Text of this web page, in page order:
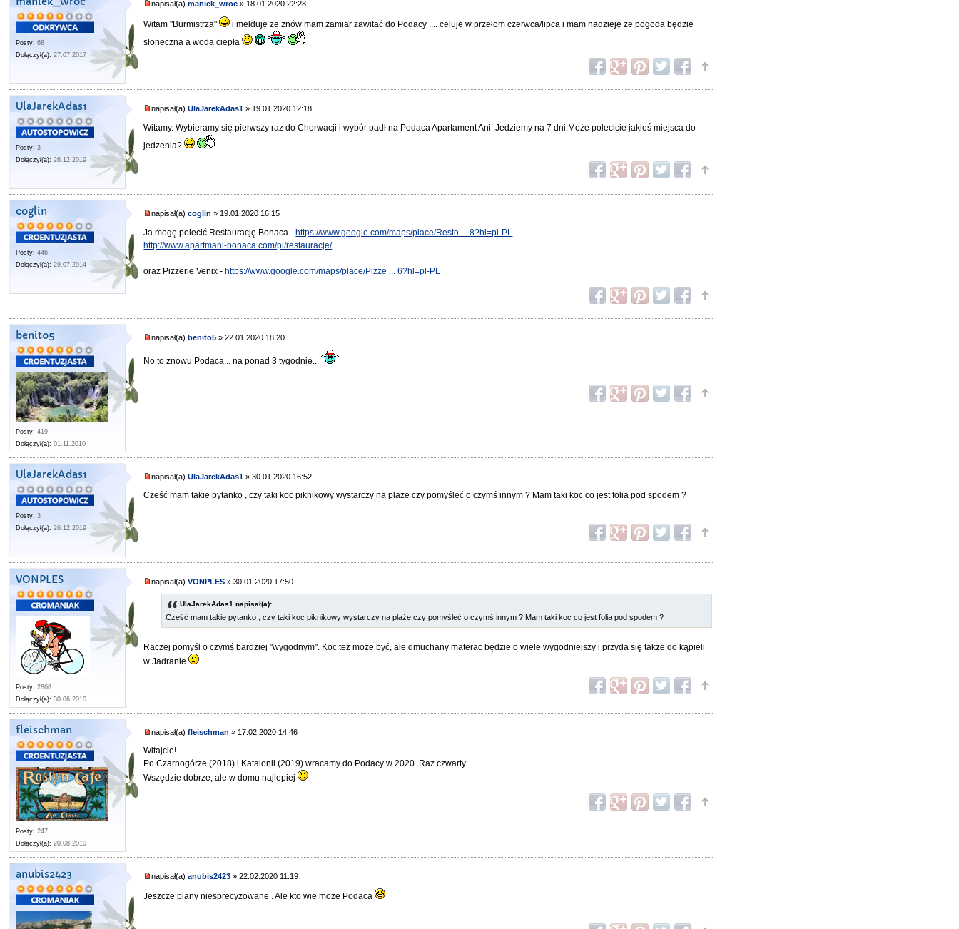
Posty: 68
Dołączył(a): 27.07.2017
napisał(a)maniek_wroc » 18.01.2020 22:28
Witam "Burmistrza"
i melduję że znów mam zamiar zawitać do Podacy .... celuje w przełom czerwca/lipca i mam nadzieję że pogoda będzie
słoneczna a woda ciepła
UlaJarekAdas1
Posty: 3
Dołączył(a): 26.12.2019
napisał(a)UlaJarekAdas1 » 19.01.2020 12:18
Witamy. Wybieramy się pierwszy raz do Chorwacji i wybór padł na Podaca Apartament Ani .Jedziemy na 7 dni.Może polecicie jakieś miejsca do
jedzenia?
coglin
Posty: 446
Dołączył(a): 29.07.2014
napisał(a)coglin » 19.01.2020 16:15
Ja mogę polecić Restaurację Bonaca -https://www.google.com/maps/place/Resto ... 8?hl=pl-PL
http://www.apartmani-bonaca.com/pl/restauracje/
oraz Pizzerie Venix -https://www.google.com/maps/place/Pizze ... 6?hl=pl-PL
benito5
Posty: 419
Dołączył(a): 01.11.2010
napisał(a)benito5 » 22.01.2020 18:20
No to znowu Podaca... na ponad 3 tygodnie...
UlaJarekAdas1
Posty: 3
Dołączył(a): 26.12.2019
napisał(a)UlaJarekAdas1 » 30.01.2020 16:52
Cześć mam takie pytanko , czy taki koc piknikowy wystarczy na plaże czy pomyśleć o czymś innym ? Mam taki koc co jest folia pod spodem ?
VONPLES
Posty: 2868
Dołączył(a): 30.06.2010
napisał(a)VONPLES » 30.01.2020 17:50
UlaJarekAdas1 napisał(a):
Cześć mam takie pytanko , czy taki koc piknikowy wystarczy na plaże czy pomyśleć o czymś innym ? Mam taki koc co jest folia pod spodem ?
Raczej pomyśl o czymś bardziej "wygodnym". Koc też może być, ale dmuchany materac będzie o wiele wygodniejszy i przyda się także do kąpieli
w Jadranie
fleischman
Posty: 247
Dołączył(a): 20.08.2010
napisał(a)fleischman » 17.02.2020 14:46
Witajcie!
Po Czarnogórze (2018) i Katalonii (2019) wracamy do Podacy w 2020. Raz czwarty.
Wszędzie dobrze, ale w domu najlepiej
anubis2423 napisał(a)anubis2423 » 22.02.2020 11:19
Jeszcze plany niesprecyzowane . Ale kto wie może Podaca